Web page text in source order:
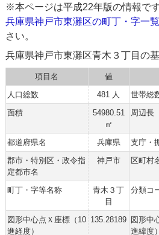
※本ページは平成22年版の情報で
兵庫県神戸市東灘区の町丁・字一
さい。
兵庫県神戸市東灘区青木３丁目の
項目名 値
人口総数
481 人 世帯総
面積
54980.51
㎡
周辺長
都道府県名 兵庫県
支庁・
郡市・特別区・政令指
定都市名
神戸市 区町村
町丁・字等名称
青木３丁
目
分類コ
図形中心点Ｘ座標（10
進経度）
135.28189 図形中
進緯度）